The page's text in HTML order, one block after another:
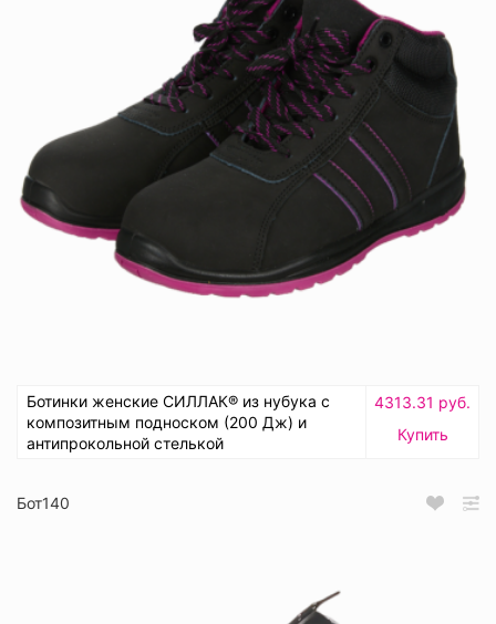
Ботинки женские СИЛЛАК® из нубука с
композитным подноском (200 Дж) и
антипрокольной стелькой
4313.31 руб.
Купить
Бот140